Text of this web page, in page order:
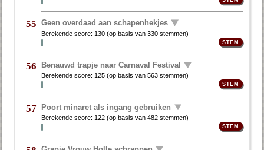
55 Geen overdaad aan schapenhekjes
Berekende score: 130 (op basis van330 stemmen)
56 Benauwd trapje naar Carnaval Festival
Berekende score: 125 (op basis van563 stemmen)
57 Poort minaret als ingang gebruiken
Berekende score: 122 (op basis van482 stemmen)